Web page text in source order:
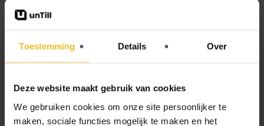
Toestemming Details Over
Deze website maakt gebruik van cookies
We gebruiken cookies om onze site persoonlijker te
maken, sociale functies mogelijk te maken en het
handheld met pin
Een veelgehoorde misvatting is dat de handheld met
werken, gebruiken vaak beide varianten: een of
meerdere handhelds voor alleen bestellen, en een of
twee handhelds voor bestellen en betalen.